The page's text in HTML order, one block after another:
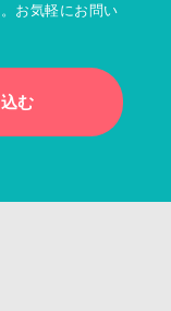
お気軽にお問い
む